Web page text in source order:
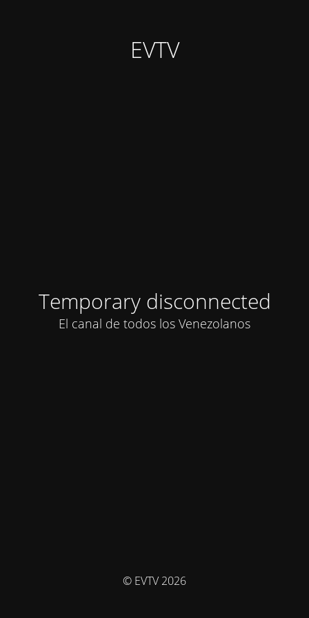
EVTV
Temporary disconnected
El canal de todos los Venezolanos
© EVTV 2026